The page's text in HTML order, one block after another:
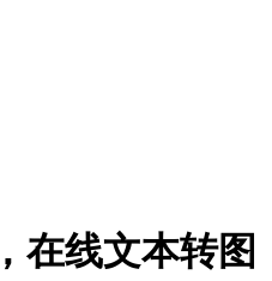
在线文本转图